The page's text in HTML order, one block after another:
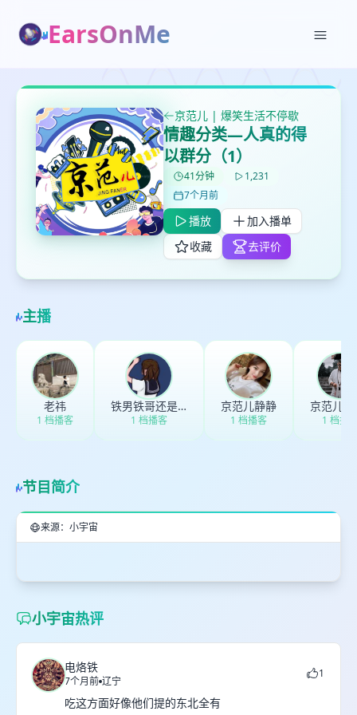
EarsOnMe
京范儿 | 爆笑生活不停歇
情趣分类—人真的得
以群分（1）
41分钟
1,231
7个月前
播放
加入播单
收藏
去评价
主播
老祎
1 档播客
铁男铁哥还是铁铁
1 档播客
京范儿静静
1 档播客
京范儿_
1 档播
节目简介
来源：小宇宙
小宇宙热评
电烙铁
7个月前 辽宁
1
吃这方面好像他们提的东北全有
鼠标下留人
删除确认
取消
加入播单
创建